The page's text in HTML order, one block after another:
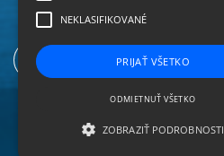
NEKLASIFIKOVANÉ
PRIJAŤ VŠETKO
ODMIETNUŤ VŠETKO
ZOBRAZIŤ PODROBNOSTI